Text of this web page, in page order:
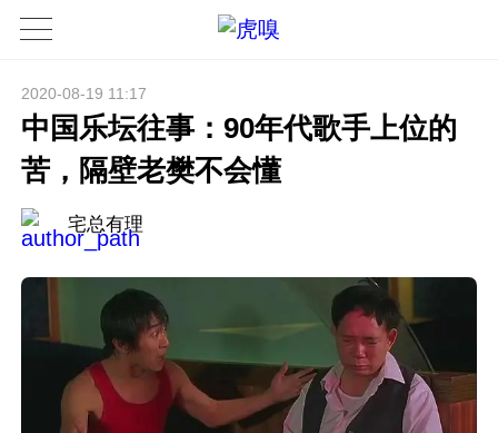
2020-08-19 11:17
中国乐坛往事：90年代歌手上位的
苦，隔壁老樊不会懂
宅总有理